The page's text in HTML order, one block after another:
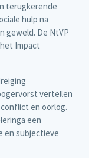
terugkerende
hulp na
geweld. De NtVP
Impact
vertellen
en oorlog.
een
en subjectieve